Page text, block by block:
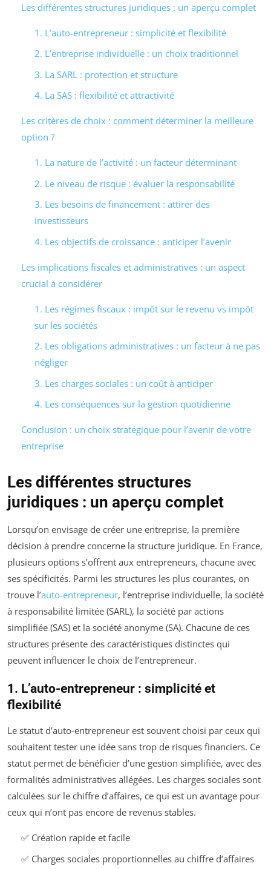
Les différentes structures juridiques : un aperçu complet
1. L’auto-entrepreneur : simplicité et flexibilité
2. L’entreprise individuelle : un choix traditionnel
3. La SARL : protection et structure
4. La SAS : flexibilité et attractivité
Les critères de choix : comment déterminer la meilleure
option ?
1. La nature de l’activité : un facteur déterminant
2. Le niveau de risque : évaluer la responsabilité
3. Les besoins de financement : attirer des
investisseurs
4. Les objectifs de croissance : anticiper l’avenir
Les implications fiscales et administratives : un aspect
crucial à considérer
1. Les régimes fiscaux : impôt sur le revenu vs impôt
sur les sociétés
2. Les obligations administratives : un facteur à ne pas
négliger
3. Les charges sociales : un coût à anticiper
4. Les conséquences sur la gestion quotidienne
Conclusion : un choix stratégique pour l’avenir de votre
entreprise
Les différentes structures
juridiques : un aperçu complet
Lorsqu’on envisage de créer une entreprise, la première
décision à prendre concerne la structure juridique. En France,
plusieurs options s’offrent aux entrepreneurs, chacune avec
ses spécificités. Parmi les structures les plus courantes, on
trouve l’auto-entrepreneur, l’entreprise individuelle, la société
à responsabilité limitée (SARL), la société par actions
simplifiée (SAS) et la société anonyme (SA). Chacune de ces
structures présente des caractéristiques distinctes qui
peuvent influencer le choix de l’entrepreneur.
1. L’auto-entrepreneur : simplicité et
flexibilité
Le statut d’auto-entrepreneur est souvent choisi par ceux qui
souhaitent tester une idée sans trop de risques financiers. Ce
statut permet de bénéficier d’une gestion simplifiée, avec des
formalités administratives allégées. Les charges sociales sont
calculées sur le chiffre d’affaires, ce qui est un avantage pour
ceux qui n’ont pas encore de revenus stables.
✅ Création rapide et facile
✅ Charges sociales proportionnelles au chiffre d’affaires